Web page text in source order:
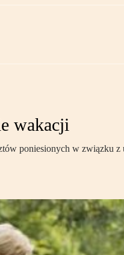
wakacji
poniesionych w związku